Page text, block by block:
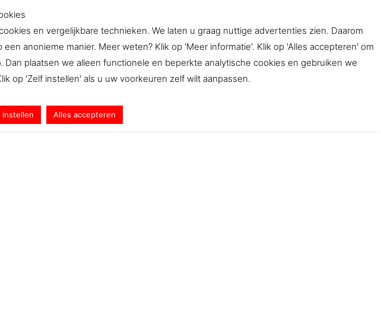
Contact
en vergelijkbare technieken. We laten u graag nuttige advertenties zien. Daarom
anonieme manier. Meer weten? Klik op 'Meer informatie'. Klik op 'Alles accepteren' om
. Dan plaatsen we alleen functionele en beperkte analytische cookies en gebruiken we
op 'Zelf instellen' als u uw voorkeuren zelf wilt aanpassen.
instellen Alles accepteren